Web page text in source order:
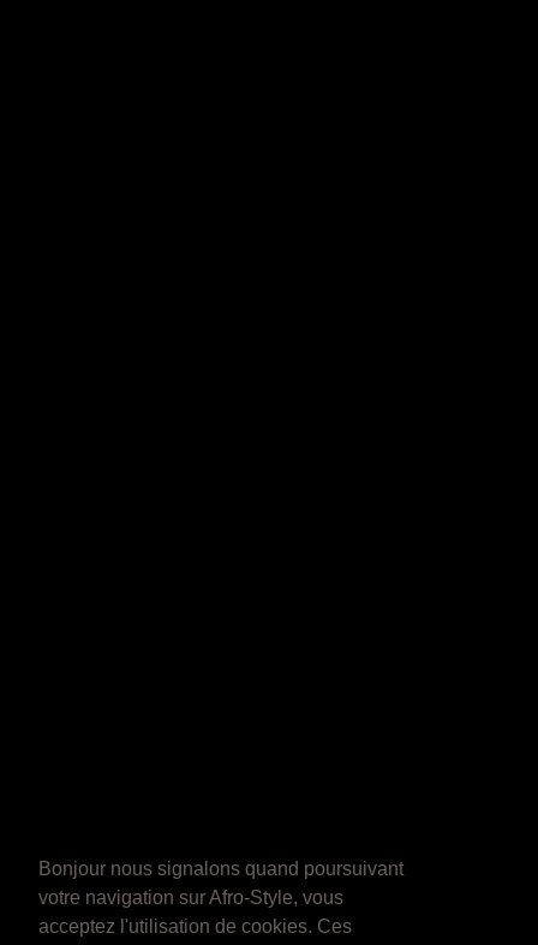
Bonjour nous signalons quand poursuivant
votre navigation sur Afro-Style, vous
acceptez l'utilisation de cookies. Ces